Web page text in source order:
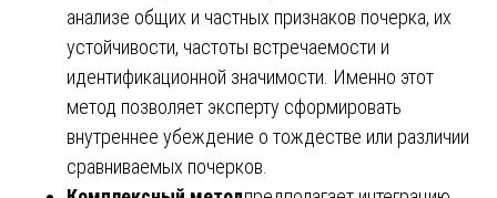
анализе общих и частных признаков почерка, их
устойчивости, частоты встречаемости и
идентификационной значимости. Именно этот
метод позволяет эксперту сформировать
внутреннее убеждение о тождестве или различии
сравниваемых почерков.